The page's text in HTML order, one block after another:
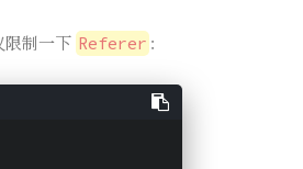
制一下 Referer ：